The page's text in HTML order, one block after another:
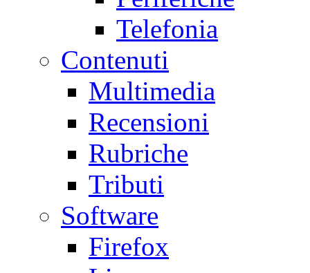
Telefonia
Contenuti
Multimedia
Recensioni
Rubriche
Tributi
Software
Firefox